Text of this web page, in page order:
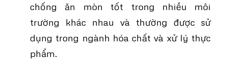
chống ăn mòn tốt trong nhiều môi
trường khác nhau và thường được sử
dụng trong ngành hóa chất và xử lý thực
phẩm.